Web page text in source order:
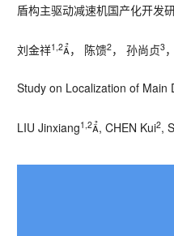
盾构主驱动减速机国产化开发
刘金祥1,2， 陈馈2， 孙尚贞3
Study on Localization of Main
LIU Jinxiang1,2, CHEN Kui2,